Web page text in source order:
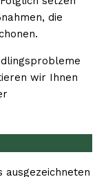
die
wir Ihnen
ausgezeichneten